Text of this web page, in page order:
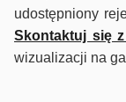
udostępniony
Skontaktuj się
wizualizacji na